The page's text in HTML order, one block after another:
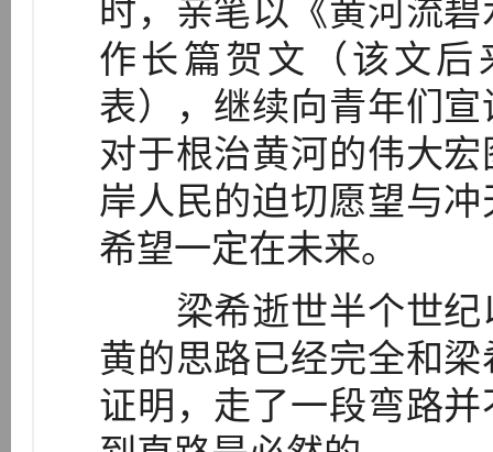
时，亲笔以《黄河流
作长篇贺文（该文
表），继续向青年们
对于根治黄河的伟大
岸人民的迫切愿望与
希望一定在未来。
梁希逝世半个世纪
黄的思路已经完全和
证明，走了一段弯路